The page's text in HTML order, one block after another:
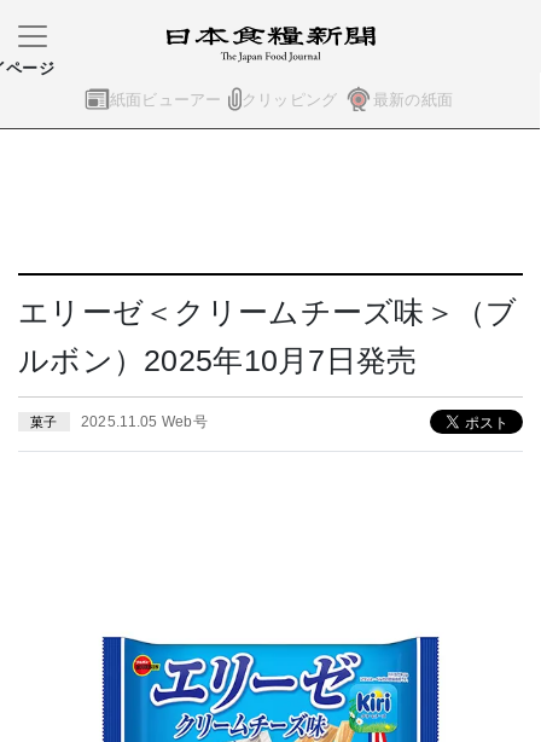
紙面ビューアー クリッピング 最新の紙面
ページ
エリーゼ＜クリームチーズ味＞（ブ
ルボン）2025年10月7日発売
菓子 2025.11.05 Web号